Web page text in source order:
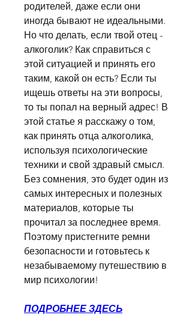
родителей, даже если они
иногда бывают не идеальными.
Но что делать, если твой отец -
алкоголик? Как справиться с
этой ситуацией и принять его
таким, какой он есть? Если ты
ищешь ответы на эти вопросы,
то ты попал на верный адрес! В
этой статье я расскажу о том,
как принять отца алкоголика,
используя психологические
техники и свой здравый смысл.
Без сомнения, это будет один из
самых интересных и полезных
материалов, которые ты
прочитал за последнее время.
Поэтому пристегните ремни
безопасности и готовьтесь к
незабываемому путешествию в
мир психологии!
ПОДРОБНЕЕ ЗДЕСЬ